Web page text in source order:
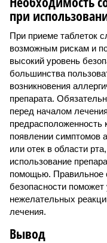
при
При приеме таблеток
возможным рискам и
высокий уровень
большинства
возникновения
препарата.
перед началом
появлении симптомов
или отек в области
использование
помощью. Правильное
безопасности
нежелательных
лечения.
Вывод